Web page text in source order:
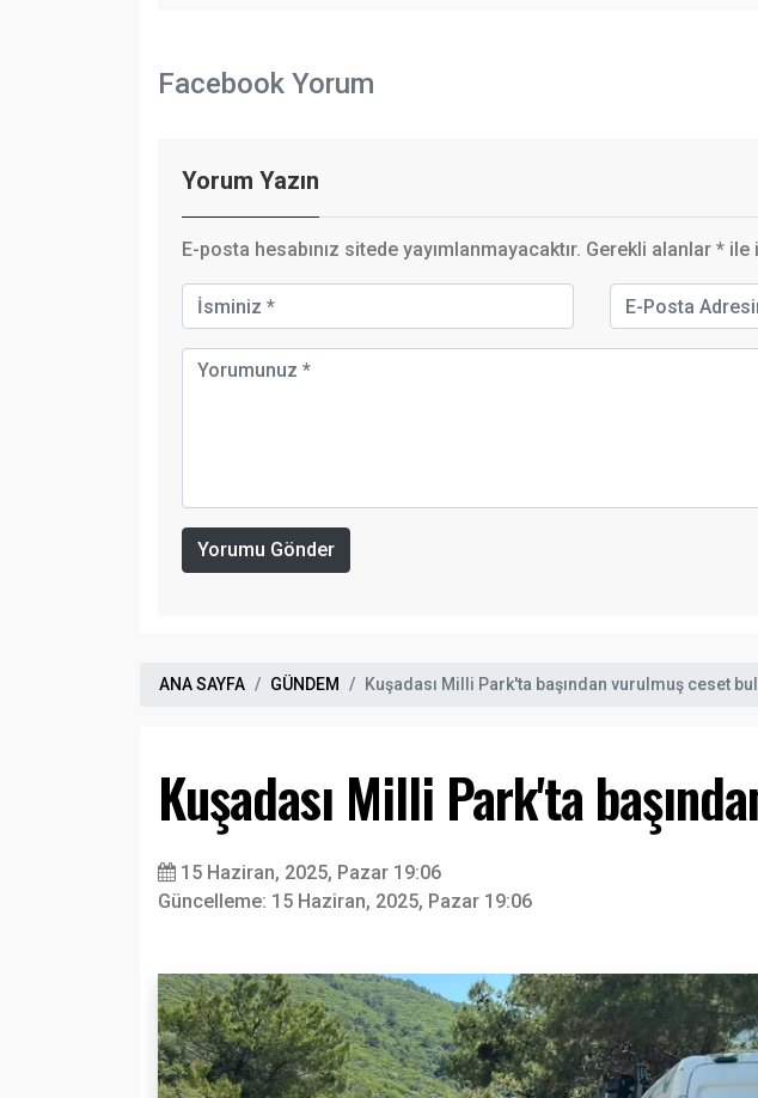
Facebook Yorum
Yorum Yazın
E-posta hesabınız sitede yayımlanmayacaktır. Gerekli alanlar * ile
Yorumu Gönder
ANA SAYFA GÜNDEM Kuşadası Milli Park'ta başından vurulmuş ceset
Kuşadası Milli Park'ta
15 Haziran, 2025, Pazar 19:06
Güncelleme: 15 Haziran, 2025, Pazar 19:06